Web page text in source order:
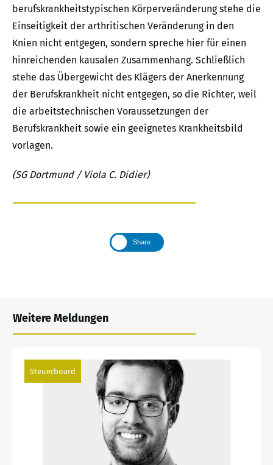
berufskrankheitstypischen Körperveränderung stehe die
Einseitigkeit der arthritischen Veränderung in den
Knien nicht entgegen, sondern spreche hier für einen
hinreichenden kausalen Zusammenhang. Schließlich
stehe das Übergewicht des Klägers der Anerkennung
der Berufskrankheit nicht entgegen, so die Richter, weil
die arbeitstechnischen Voraussetzungen der
Berufskrankheit sowie ein geeignetes Krankheitsbild
vorlagen.
(SG Dortmund / Viola C. Didier)
Share
Weitere Meldungen
Steuerboard